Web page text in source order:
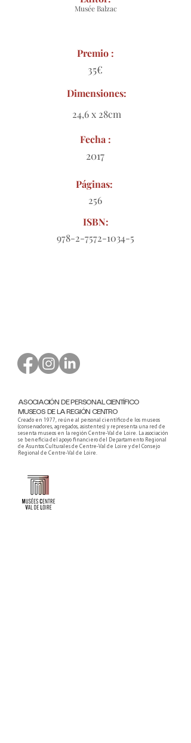
Musée Balzac
Premio :
35€
Dimensiones:
24,6 x 28cm
Fecha :
2017
Páginas:
256
ISBN:
978-2-7572-1034-5
ASOCIACIÓN DE PERSONAL CIENTÍFICO
MUSEOS DE LA REGIÓN CENTRO
Creado en 1977, reúne al personal científico de los museos
(conservadores, agregados, asistentes) y representa una red de
sesenta museos en la región Centre-Val de Loire. La asociación
se beneficia del apoyo financiero del Departamento Regional
de Asuntos Culturales de Centre-Val de Loire y del Consejo
Regional de Centre-Val de Loire.